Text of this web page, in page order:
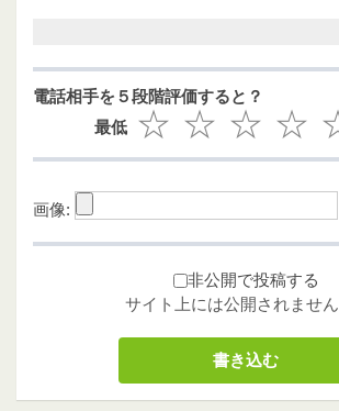
電話相手を５段階評価すると？
最低
画像:
非公開で投稿する
サイト上には公開されません